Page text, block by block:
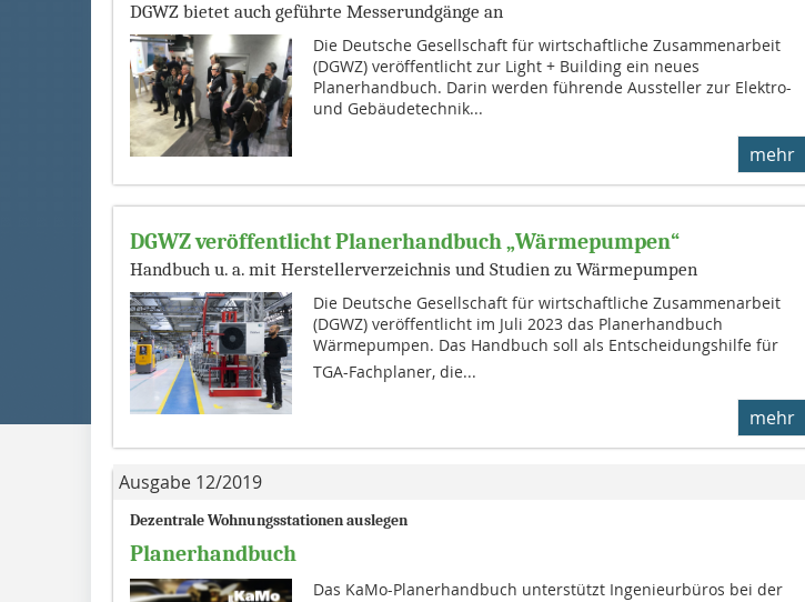
DGWZ bietet auch geführte Messerundgänge an
Die Deutsche Gesellschaft für wirtschaftliche Zusammenarbeit
(DGWZ) veröffentlicht zur Light + Building ein neues
Planerhandbuch. Darin werden führende Aussteller zur Elektro-
und Gebäudetechnik...
mehr
DGWZ veröffentlicht Planerhandbuch „Wärmepumpen“
Handbuch u. a. mit Herstellerverzeichnis und Studien zu Wärmepumpen
Die Deutsche Gesellschaft für wirtschaftliche Zusammenarbeit
(DGWZ) veröffentlicht im Juli 2023 das Planerhandbuch
Wärmepumpen. Das Handbuch soll als Entscheidungshilfe für
TGA-Fachplaner, die...
mehr
Ausgabe 12/2019
Dezentrale Wohnungsstationen auslegen
Planerhandbuch
Das KaMo-Planerhandbuch unterstützt Ingenieurbüros bei der